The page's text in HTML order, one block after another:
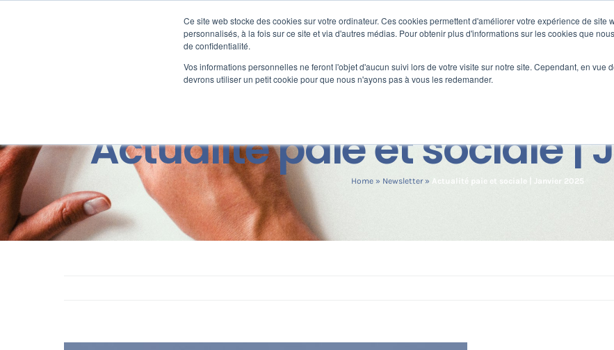
Ce site web stocke des cookies sur votre ordinateur. Ces cookies permettent d'améliorer votre expérience de site
personnalisés, à la fois sur ce site et via d'autres médias. Pour obtenir plus d'informations sur les cookies que
de confidentialité.
Vos informations personnelles ne feront l'objet d'aucun suivi lors de votre visite sur notre site. Cependant, en vue
devrons utiliser un petit cookie pour que nous n'ayons pas à vous les redemander.
Nos offres Formation Nos clients Fortify
Actualité paie et sociale |
Home» Newsletter» Actualité paie et sociale | Janvier 2025